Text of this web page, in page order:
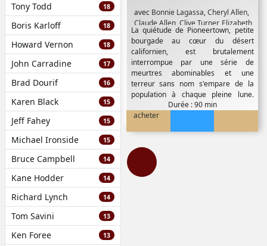
Tony Todd 18
Boris Karloff 18
Howard Vernon 18
John Carradine 17
Brad Dourif 16
Karen Black 15
Jeff Fahey 15
Michael Ironside 15
Bruce Campbell 14
Kane Hodder 14
Richard Lynch 14
Tom Savini 13
Ken Foree 13
avec Bonnie Lagassa,Cheryl Allen,
Claude Allen, Clive Turner, Elizabeth
Shé,Ernest Kester,Harriet Allen,
Jack Holder
,Jack Huff,
Jaqueline
Armitage, Jim Brock Jim Lozano,
John Ramsden ,Robert Morwell,
Sally Harkham
La quiétude de Pioneertown, petite
bourgade au cœur du désert
californien, est brutalement
interrompue par une série de
meurtres abominables et une
terreur sans nom s'empare de la
population à chaque pleine lune.
Impuissante,...Durée : 90 min
acheter